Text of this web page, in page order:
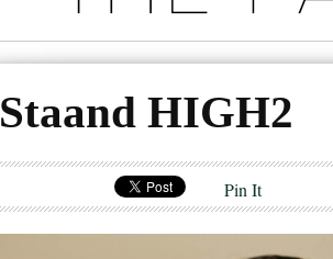
Staand HIGH2
Pin It